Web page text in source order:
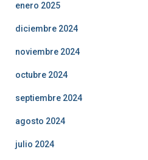
enero 2025
diciembre 2024
noviembre 2024
octubre 2024
septiembre 2024
agosto 2024
julio 2024